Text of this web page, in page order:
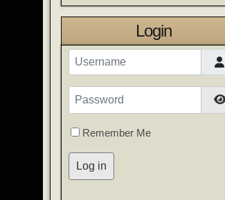
Login
Username
Password
Remember Me
Log in